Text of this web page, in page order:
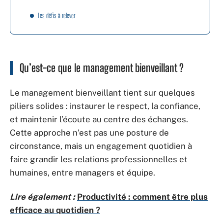
Les défis à relever
Qu’est-ce que le management bienveillant ?
Le management bienveillant tient sur quelques
piliers solides : instaurer le respect, la confiance,
et maintenir l’écoute au centre des échanges.
Cette approche n’est pas une posture de
circonstance, mais un engagement quotidien à
faire grandir les relations professionnelles et
humaines, entre managers et équipe.
Lire également : Productivité : comment être plus
efficace au quotidien ?